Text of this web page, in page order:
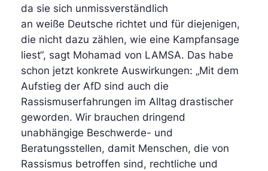
da sie sich unmissverständlich
an weiße Deutsche richtet und für diejenigen,
die nicht dazu zählen, wie eine Kampfansage
liest“, sagt Mohamad von LAMSA. Das habe
schon jetzt konkrete Auswirkungen: „Mit dem
Aufstieg der AfD sind auch die
Rassismuserfahrungen im Alltag drastischer
geworden. Wir brauchen dringend
unabhängige Beschwerde- und
Beratungsstellen, damit Menschen, die von
Rassismus betroffen sind, rechtliche und